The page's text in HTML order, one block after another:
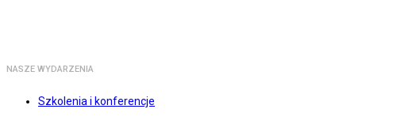
NASZE WYDARZENIA
Szkolenia i konferencje